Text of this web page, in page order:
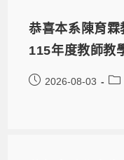
恭喜本系陳育
115年度教師教
2026-08-03